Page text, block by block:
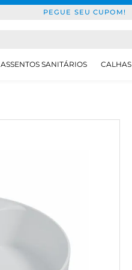
PEGUE SEU CUPOM!
ASSENTOS SANITÁRIOS CALHAS